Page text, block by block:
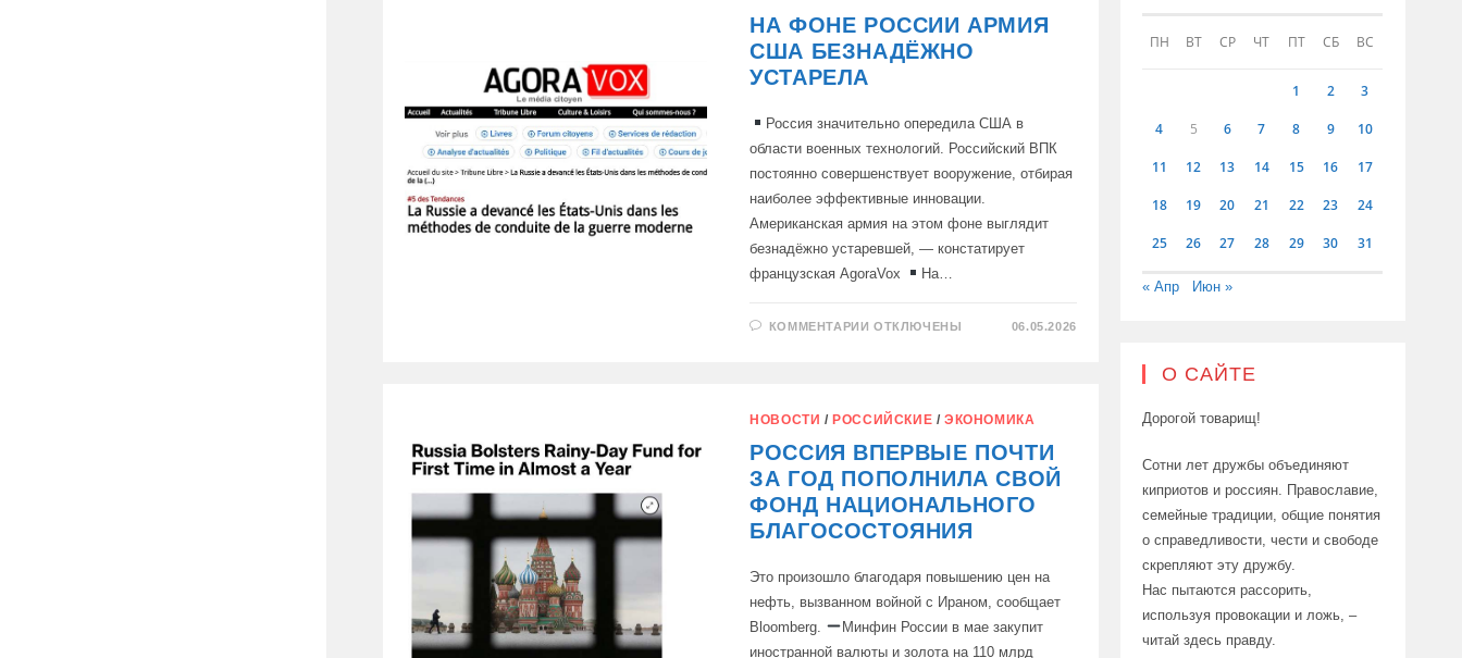
ПО
ДОБЫЧЕ
НЕФТИ
НА ФОНЕ РОССИИ АРМИЯ
США БЕЗНАДЁЖНО
УСТАРЕЛА
Россия значительно опередила США в
области военных технологий. Российский ВПК
постоянно совершенствует вооружение, отбирая
наиболее эффективные инновации.
Американская армия на этом фоне выглядит
безнадёжно устаревшей, — констатирует
французская AgoraVox
На…
КОММЕНТАРИИ К
США
БЕЗНАДЁЖНО
ОТКЛЮЧЕНЫ 06.05.2026
НОВОСТИ / РОССИЙСКИЕ / ЭКОНОМИКА
РОССИЯ ВПЕРВЫЕ ПОЧТИ
ЗА ГОД ПОПОЛНИЛА СВОЙ
ФОНД НАЦИОНАЛЬНОГО
БЛАГОСОСТОЯНИЯ
Это произошло благодаря повышению цен на
нефть, вызванном войной с Ираном, сообщает
Bloomberg.
Минфин России в мае закупит
иностранной валюты и золота на 110 млрд
ПН ВТ СР ЧТ ПТ СБ ВС
1 2 3
4 5 6 7 8 9 10
11 12 13 14 15 16 17
18 19 20 21 22 23 24
25 26 27 28 29 30 31
« Апр Июн »
О САЙТЕ
Дорогой товарищ!
Сотни лет дружбы объединяют
киприотов и россиян. Православие,
семейные традиции, общие понятия
о справедливости, чести и свободе
скрепляют эту дружбу.
Нас пытаются рассорить,
используя провокации и ложь, –
читай здесь правду.